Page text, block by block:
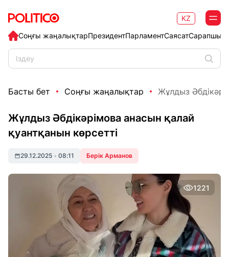
Соңғы жаңалықтарПрезидентПарламентСаясат
KZ
Басты бет Соңғы жаңалықтар Жұлдыз
Жұлдыз Әбдікәрімова анасын қалай
қуантқанын көрсетті
29.12.2025 • 08:11 Берік Арманов
1221